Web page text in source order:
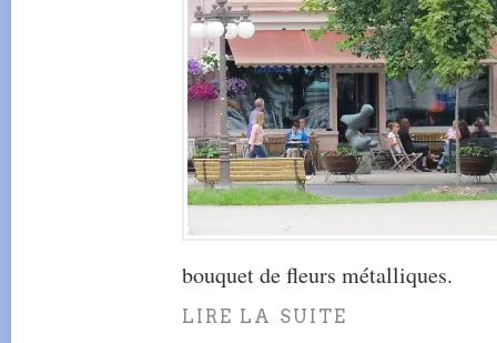
bouquet de fleurs métalliques.
LIRE LA SUITE